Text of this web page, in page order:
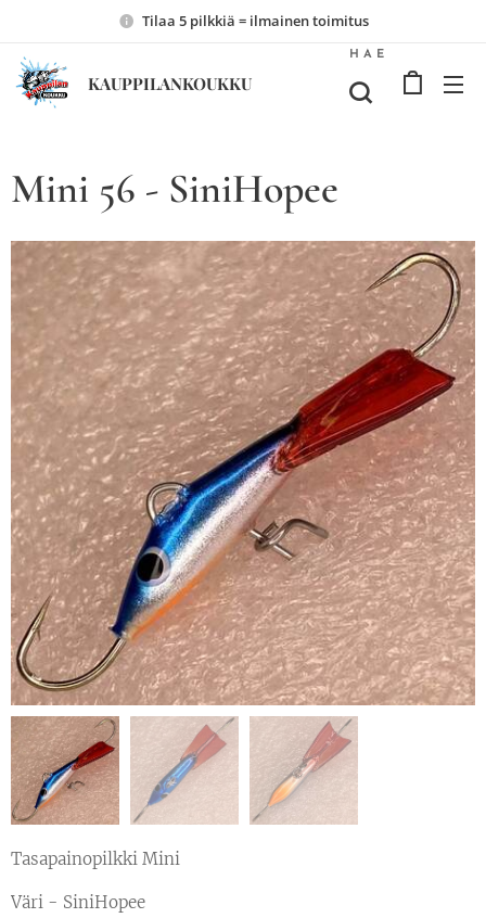
Tilaa 5 pilkkiä = ilmainen toimitus
KAUPPILANKOUKKU
HAE
Mini 56 - SiniHopee
Tasapainopilkki Mini
Väri - SiniHopee